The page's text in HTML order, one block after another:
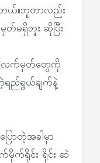
ယ်။ဘူတာလည်း
တ်မရှိဘူး ဆိုပြီး
က်လက်မှတ်တွေကို
ရည်ရွယ်ချက်နဲ့
ောတဲ့အခါမှာ
မိုက်ရိုင်း ရိုင်း ဆဲ